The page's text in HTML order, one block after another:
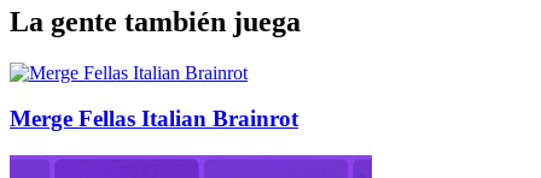
La gente también juega
Merge Fellas Italian Brainrot